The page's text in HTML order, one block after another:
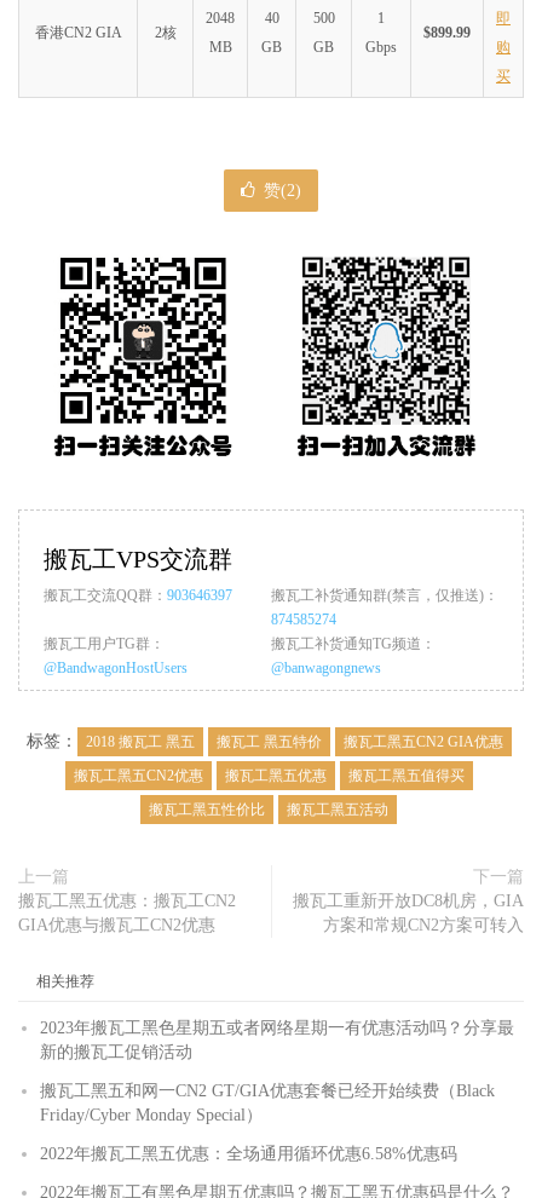
香港CN2 GIA 2核
2048
MB
40
GB
500
GB
1
Gbps
$899.99
即
购
买
赞(2)
搬瓦工VPS交流群
搬瓦工交流QQ群： 903646397
搬瓦工补货通知群(禁言，仅推送)：
874585274
搬瓦工用户TG群：
@BandwagonHostUsers
搬瓦工补货通知TG频道：
@banwagongnews
标签： 2018 搬瓦工 黑五 搬瓦工 黑五特价
搬瓦工黑五CN2 GIA优惠
搬瓦工黑五CN2优惠
搬瓦工黑五优惠
搬瓦工黑五值得买
搬瓦工黑五性价比
搬瓦工黑五活动
上一篇
搬瓦工黑五优惠：搬瓦工CN2
GIA优惠与搬瓦工CN2优惠
下一篇
搬瓦工重新开放DC8机房，GIA
方案和常规CN2方案可转入
相关推荐
2023年搬瓦工黑色星期五或者网络星期一有优惠活动吗？分享最
新的搬瓦工促销活动
搬瓦工黑五和网一CN2 GT/GIA优惠套餐已经开始续费（Black
Friday/Cyber Monday Special）
2022年搬瓦工黑五优惠：全场通用循环优惠6.58%优惠码
2022年搬瓦工有黑色星期五优惠吗？搬瓦工黑五优惠码是什么？